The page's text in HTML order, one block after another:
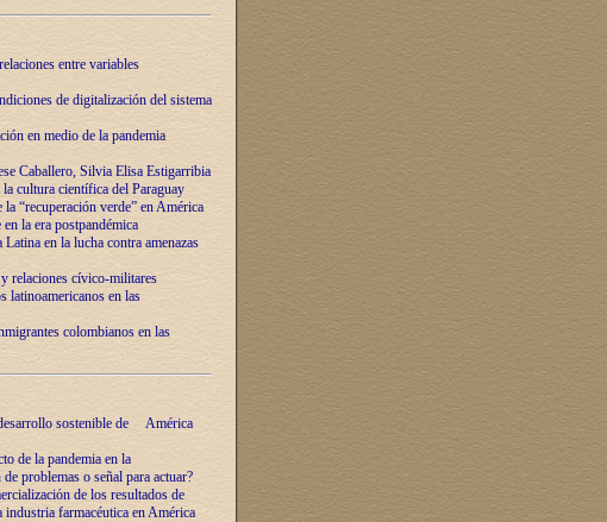
entre variables
de digitalización del sistema
en medio de la pandemia
Caballero, Silvia Elisa Estigarribia
cultura científica del Paraguay
“recuperación verde” en América
la era postpandémica
en la lucha contra amenazas
relaciones cívico-militares
en las
colombianos en las
sostenible de América
de la pandemia en la
problemas o señal para actuar?
de los resultados de
farmacéutica en América